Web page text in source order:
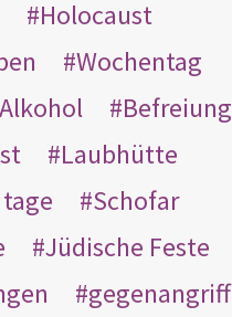
Holocaust
Wochentag
Alkohol
Befreiung
Laubhütte
Schofar
Jüdische Feste
gegenangriff